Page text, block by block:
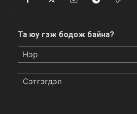
Та юу гэж бодож байна?